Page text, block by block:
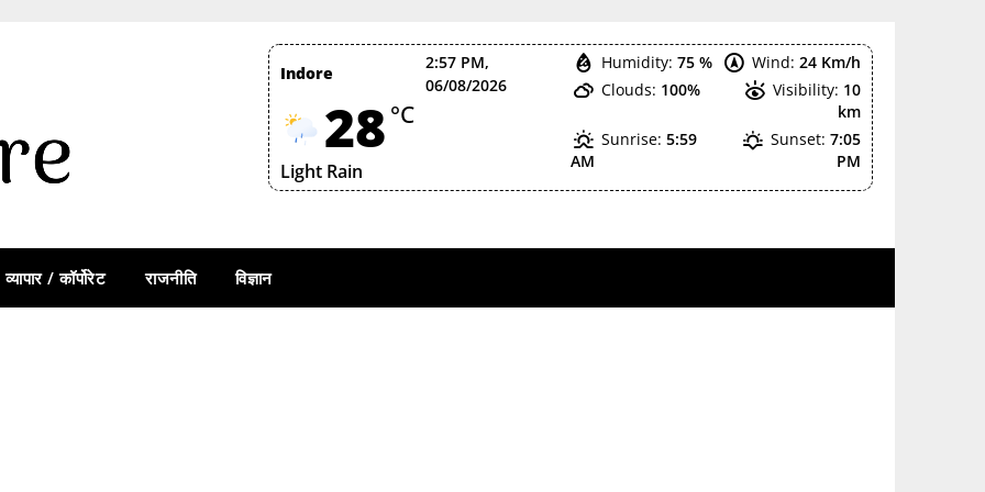
Indore
2:57 PM,
06/08/2026
28 °C
Light Rain
Humidity: 75 % Wind: 24 Km/h
Clouds: 100% Visibility: 10
km
Sunrise: 5:59
AM
Sunset: 7:05
PM
व्यापार / कॉर्पोरेट राजनीति विज्ञान